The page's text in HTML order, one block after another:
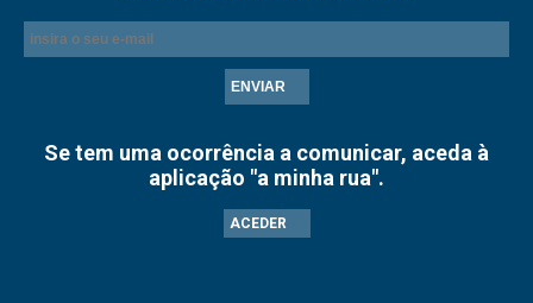
ENVIAR
Se tem uma ocorrência a comunicar, aceda à
aplicação "a minha rua".
ACEDER